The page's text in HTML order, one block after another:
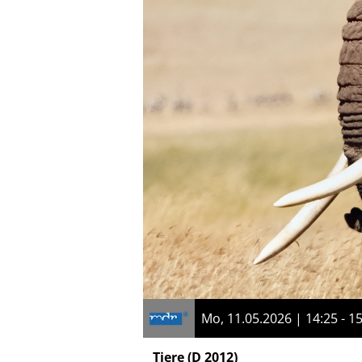
Mo, 11.05.2026 | 14:25 -
Tiere(D 2012)